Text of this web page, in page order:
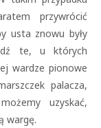
przywrócić
usta znowu były
te, u których
wardze pionowe
palacza,
uzyskać,
wargę.